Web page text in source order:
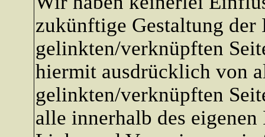
zukünftige Gestaltung der
gelinkten/verknüpften
hiermit ausdrücklich von
gelinkten/verknüpften
alle innerhalb des eigenen